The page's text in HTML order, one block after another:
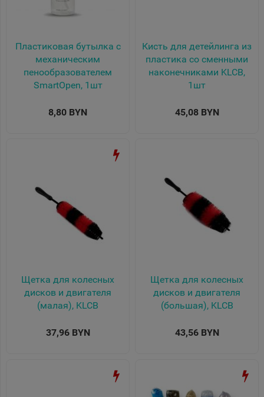
Пластиковая бутылка с
механическим
пенообразователем
SmartOpen, 1шт
8,80 BYN
Кисть для детейлинга из
пластика со сменными
наконечниками KLCB,
1шт
45,08 BYN
Щетка для колесных
дисков и двигателя
(малая), KLCB
37,96 BYN
Щетка для колесных
дисков и двигателя
(большая), KLCB
43,56 BYN